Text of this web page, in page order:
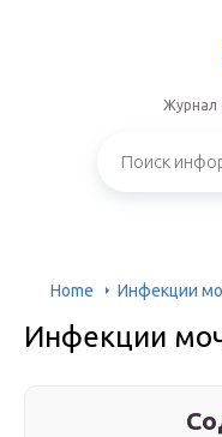
Журнал
Home Инфекции
Инфекции